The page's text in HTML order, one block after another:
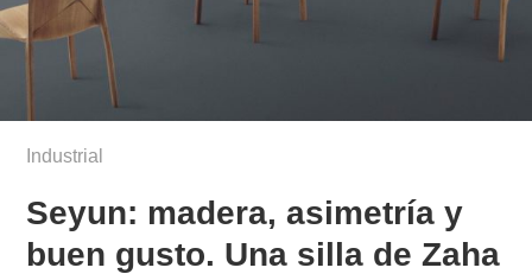
Industrial
Seyun: madera, asimetría y
buen gusto. Una silla de Zaha